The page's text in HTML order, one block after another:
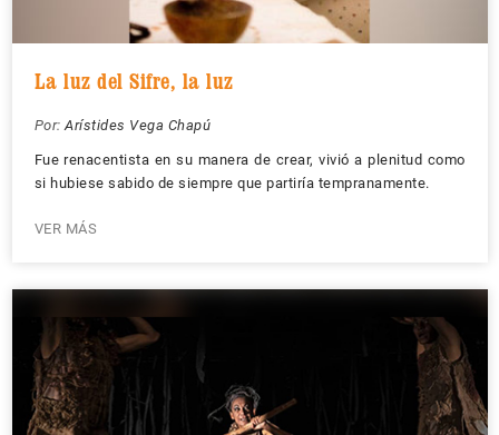
La luz del Sifre, la luz
Por: Arístides Vega Chapú
Fue renacentista en su manera de crear, vivió a plenitud como
si hubiese sabido de siempre que partiría tempranamente.
VER MÁS